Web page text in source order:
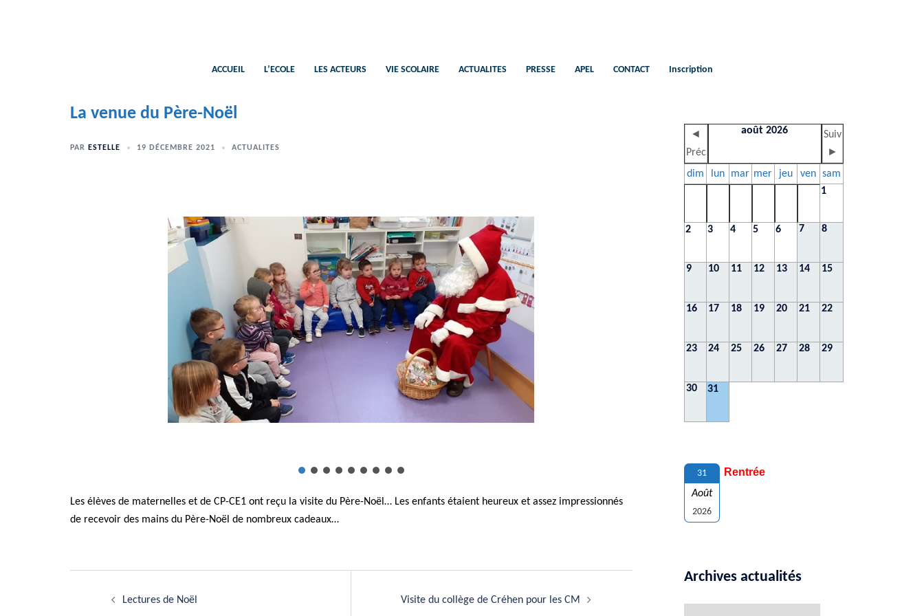
ACCUEIL L’ECOLE LES ACTEURS VIE SCOLAIRE ACTUALITES PRESSE APEL CONTACT Inscription
La venue du Père-Noël
PAR ESTELLE 19 DÉCEMBRE 2021 ACTUALITES
Les élèves de maternelles et de CP-CE1 ont reçu la visite du Père-Noël… Les enfants étaient heureux et assez impressionnés
de recevoir des mains du Père-Noël de nombreux cadeaux…
Lectures de Noël Visite du collège de Créhen pour les CM
◄
Préc
août 2026
Suiv
►
dim
lun mar mer jeu ven sam
1
2 3 4 5 6 7 8
9 10 11 12 13 14 15
16 17 18 19 20 21 22
23 24 25 26 27 28 29
30 31
31
Août
2026
Rentrée
Archives actualités